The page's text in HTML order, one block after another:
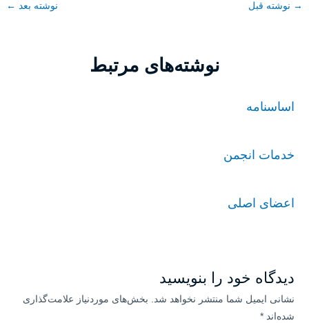
→ نوشته قبل نوشته بعد ←
نوشته‌های مرتبط
اساسنامه
خدمات انجمن
اعضای اصلی
دیدگاه‌ خود را بنویسید
نشانی ایمیل شما منتشر نخواهد شد. بخش‌های موردنیاز علامت‌گذاری
شده‌اند*